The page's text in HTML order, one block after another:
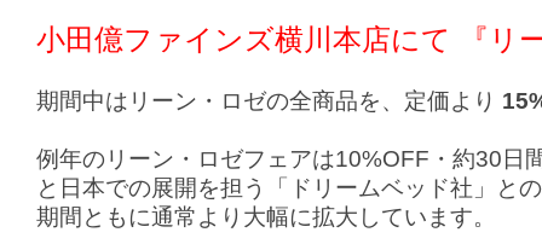
小田億ファインズ横川本店にて 『リ
期間中はリーン・ロゼの全商品を、定価より
例年のリーン・ロゼフェアは10%OFF・約30日
と日本での展開を担う「ドリームベッド社」との
期間ともに通常より大幅に拡大しています。